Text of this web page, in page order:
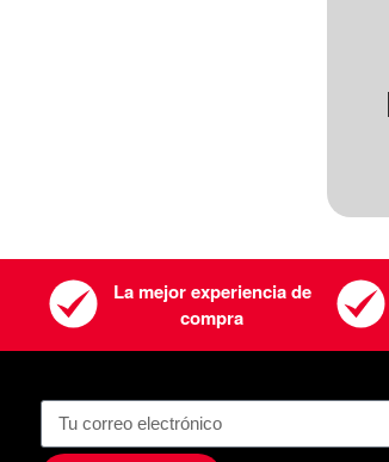
La mejor experiencia de
compra